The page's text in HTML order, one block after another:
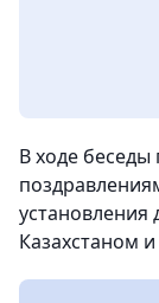
В ходе беседы
Казахстаном